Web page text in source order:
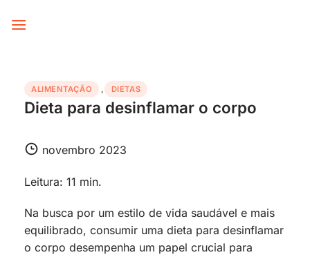
ALIMENTAÇÃO , DIETAS
Dieta para desinflamar o corpo
novembro 2023
Leitura: 11 min.
Na busca por um estilo de vida saudável e mais
equilibrado, consumir uma dieta para desinflamar
o corpo desempenha um papel crucial para